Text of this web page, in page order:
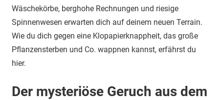
Wäschekörbe, berghohe Rechnungen und riesige
Spinnenwesen erwarten dich auf deinem neuen Terrain.
Wie du dich gegen eine Klopapierknappheit, das große
Pflanzensterben und Co. wappnen kannst, erfährst du
hier.
Der mysteriöse Geruch aus dem